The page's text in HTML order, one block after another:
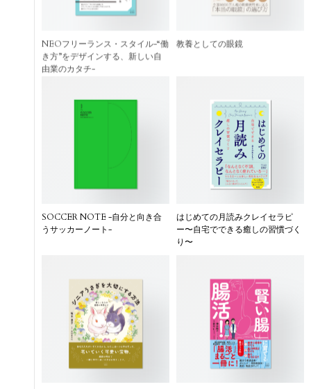
NEOフリーランス・スタイル-“働
き方”をデザインする、新しい自
由業のカタチ-
教養としての眼鏡
SOCCER NOTE -自分と向き合
うサッカーノート-
はじめての月読みクレイセラピ
ー〜自宅でできる癒しの習慣づく
り〜